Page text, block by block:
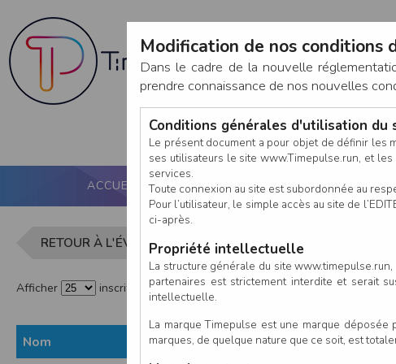
ACCUEIL PUCE ACTIVE NOS SERVICES
RETOUR À L'ÉVÈNEMENT Liste des
Afficher
inscrits par page
Nom Prénom
Modification de nos conditions
Dans le cadre de la nouvelle
prendre connaissance de nos nouvelles
Conditions générales d'utilisation
Le présent document a pour objet de définir les
ses utilisateurs le site www.Timepulse.run, et
services.
Toute connexion au site est subordonnée au
Pour l’utilisateur, le simple accès au site de
ci-après.
Propriété intellectuelle
La structure générale du site
partenaires est strictement interdite et serait
intellectuelle.
La marque Timepulse est une marque
marques, de quelque nature que ce soit, est